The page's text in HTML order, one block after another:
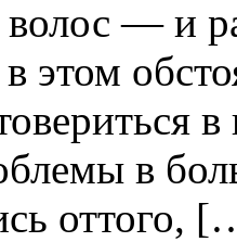
— и
этом
в
оттого,